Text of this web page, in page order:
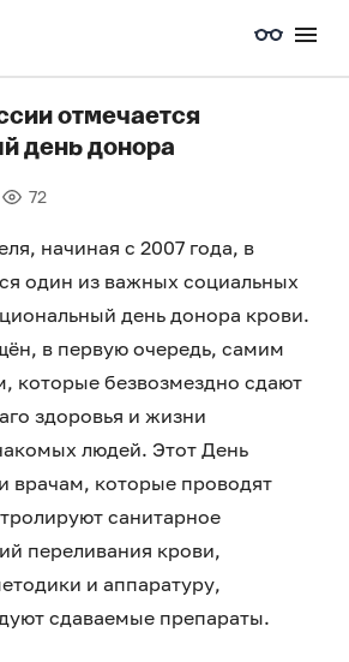
отмечается
день донора
72
начиная с 2007 года, в
один из важных социальных
день донора крови.
в первую очередь, самим
которые безвозмездно сдают
здоровья и жизни
людей. Этот День
врачам, которые проводят
санитарное
переливания крови,
и аппаратуру,
сдаваемые препараты.